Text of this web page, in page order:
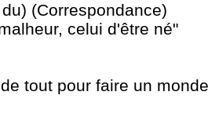
(Correspondance)
celui d'être né"
tout pour faire un